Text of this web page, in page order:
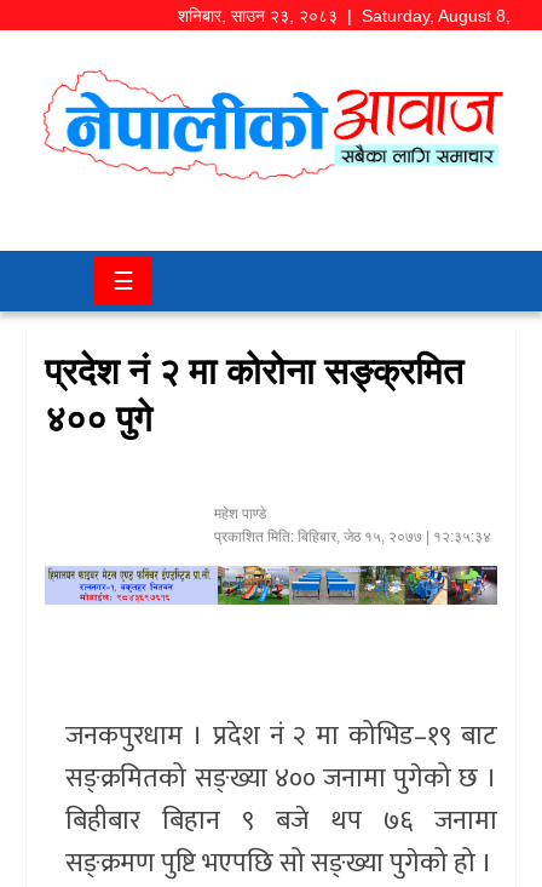
शनिबार, साउन २३, २०८३ | Saturday, August 8,
समाज/
चितवन
मनोरञ्जन
खेलकुद
स्वास्थ्य/
रोचक
☰
प्रदेश नं २ मा कोरोना सङ्क्रमित
४०० पुगे
महेश पाण्डे
प्रकाशित मिति: बिहिबार, जेठ १५, २०७७ | १२:३५:३४
जनकपुरधाम । प्रदेश नं २ मा कोभिड–१९ बाट
सङ्क्रमितको सङ्ख्या ४०० जनामा पुगेको छ ।
बिहीबार बिहान ९ बजे थप ७६ जनामा
सङ्क्रमण पुष्टि भएपछि सो सङ्ख्या पुगेको हो ।